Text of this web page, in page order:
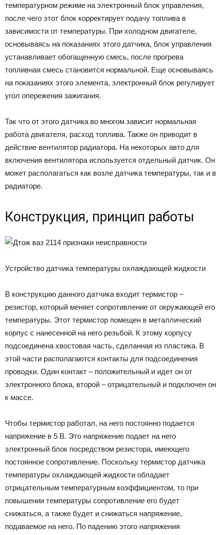
температурном режиме на электронный блок управления,
после чего этот блок корректирует подачу топлива в
зависимости от температуры. При холодном двигателе,
основываясь на показаниях этого датчика, блок управления
устанавливает обогащенную смесь, после прогрева
топливная смесь становится нормальной. Еще основываясь
на показаниях этого элемента, электронный блок регулирует
угол опережения зажигания.
Так что от этого датчика во многом зависит нормальная
работа двигателя, расход топлива. Также он приводит в
действие вентилятор радиатора. На некоторых авто для
включения вентилятора используется отдельный датчик. Он
может располагаться как возле датчика температуры, так и в
радиаторе.
Конструкция, принцип работы
Устройство датчика температуры охлаждающей жидкости
В конструкцию данного датчика входит термистор –
резистор, который меняет сопротивление от окружающей его
температуры. Этот термистор помещен в металлический
корпус с нанесенной на него резьбой. К этому корпусу
подсоединена хвостовая часть, сделанная из пластика. В
этой части располагаются контакты для подсоединения
проводки. Один контакт – положительный и идет он от
электронного блока, второй – отрицательный и подключен он
к массе.
Чтобы термистор работал, на него постоянно подается
напряжение в 5 В. Это напряжение подает на него
электронный блок посредством резистора, имеющего
постоянное сопротивление. Поскольку термистор датчика
температуры охлаждающей жидкости обладает
отрицательным температурным коэффициентом, то при
повышении температуры сопротивление его будет
снижаться, а также будет и снижаться напряжение,
подаваемое на него. По падению этого напряжения